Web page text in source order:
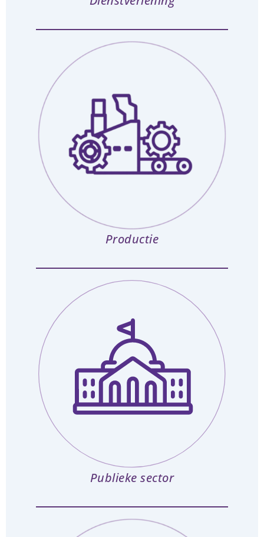
Productie
Publieke sector